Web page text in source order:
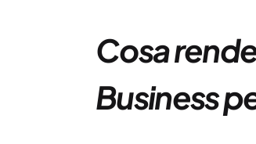
Cosa
Business